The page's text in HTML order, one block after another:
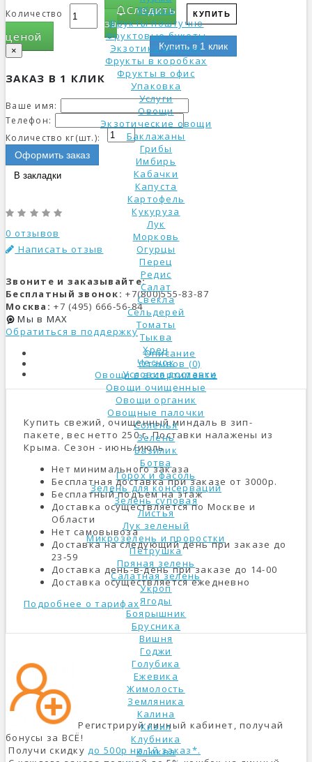
Яблоки
Фрукты поштучно
Фруктовые букеты
Экзотика штучно
Фрукты в коробках
Фрукты в офис
Упаковка
Услуги
Овощи
Экзотические овощи
Баклажаны
Грибы
Имбирь
Кабачки
Капуста
Картофель
Кукуруза
Лук
Морковь
Огурцы
Перец
Редис
Салат
Свекла
Сельдерей
Томаты
Тыква
Хрен
Чеснок
Овощи в ассортименте
Овощи очищенные
Овощи органик
Овощные палочки
Соленья
Зелень
Базилик
Ботва
Горох и фасоль
Зелень для консерваций
Зелень суповая
Листья
Лук зеленый
Микрозелень и проростки
Петрушка
Пряная зелень
Салатная зелень
Укроп
Ягоды
Боярышник
Брусника
Вишня
Годжи
Голубика
Ежевика
Жимолость
Земляника
Калина
Кизил
Клубника
Клюква
Количество КУПИТЬ
Купить в 1 клик
Следить
за
ценой
×
ЗАКАЗ В 1 КЛИК
Ваше имя:
Телефон:
Количество кг(шт.):
Оформить заказ
В закладки
0 отзывов
Написать отзыв
Звоните и заказывайте:
Бесплатный звонок: +7(800)555-83-87
Москва: +7 (495) 666-56-84
Мы в MAX
Обратиться в поддержку
Описание
Отзывов (0)
Условия доставки
Купить свежий, очищенный миндаль в зип-
пакете, вес нетто 250 г. Поставки налажены из
Крыма. Сезон - июнь/июль.
Нет минимального заказа
Бесплатная доставка при заказе от 3000р.
Бесплатный подъем на этаж
Доставка осуществляется по Москве и
Области
Нет самовывоза
Доставка на следующий день при заказе до
23-59
Доставка день-в-день при заказе до 14-00
Доставка осуществляется ежедневно
Подробнее о тарифах
Регистрируй личный кабинет, получай
бонусы за ВСЁ!
Получи скидкудо 500р на 1й заказ*.